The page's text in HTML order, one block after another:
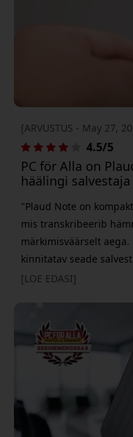
[ARVUSTUS - May 27,
4.5/5
PC för Alla on
häälingi salvestaja
"Plaud Note on
mis transkribeerib
märkimisväärselt
kinnitatav seade
ning muudab need
igapäevaseks
[LOE EDASI]